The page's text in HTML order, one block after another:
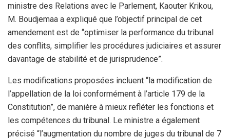
ministre des Relations avec le Parlement, Kaouter Krikou,
M. Boudjemaa a expliqué que l’objectif principal de cet
amendement est de “optimiser la performance du tribunal
des conflits, simplifier les procédures judiciaires et assurer
davantage de stabilité et de jurisprudence”.
Les modifications proposées incluent “la modification de
l’appellation de la loi conformément à l’article 179 de la
Constitution”, de manière à mieux refléter les fonctions et
les compétences du tribunal. Le ministre a également
précisé “l’augmentation du nombre de juges du tribunal de 7